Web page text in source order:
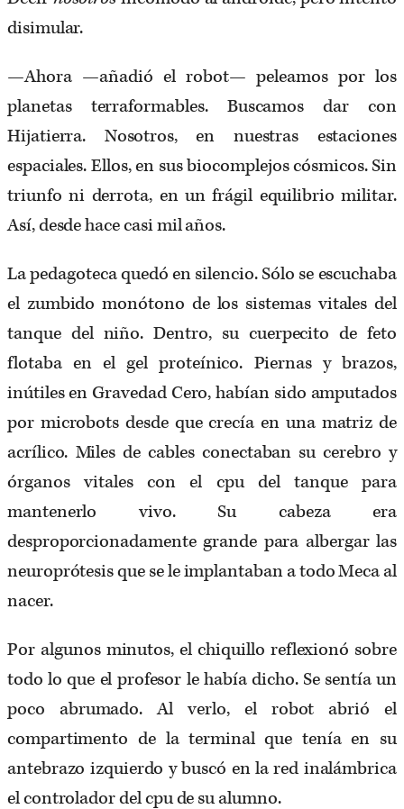
disimular.
—Ahora —añadió el robot— peleamos por los
planetas terraformables. Buscamos dar con
Hijatierra. Nosotros, en nuestras estaciones
espaciales. Ellos, en sus biocomplejos cósmicos. Sin
triunfo ni derrota, en un frágil equilibrio militar.
Así, desde hace casi mil años.
La pedagoteca quedó en silencio. Sólo se escuchaba
el zumbido monótono de los sistemas vitales del
tanque del niño. Dentro, su cuerpecito de feto
flotaba en el gel proteínico. Piernas y brazos,
inútiles en Gravedad Cero, habían sido amputados
por microbots desde que crecía en una matriz de
acrílico. Miles de cables conectaban su cerebro y
órganos vitales con el cpu del tanque para
mantenerlo vivo. Su cabeza era
desproporcionadamente grande para albergar las
neuroprótesis que se le implantaban a todo Meca al
nacer.
Por algunos minutos, el chiquillo reflexionó sobre
todo lo que el profesor le había dicho. Se sentía un
poco abrumado. Al verlo, el robot abrió el
compartimento de la terminal que tenía en su
antebrazo izquierdo y buscó en la red inalámbrica
el controlador del cpu de su alumno.